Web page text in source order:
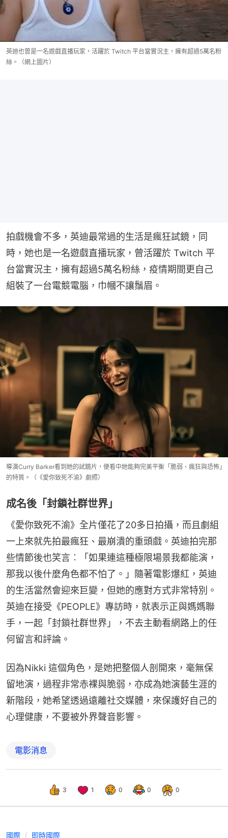
英迪也曾是一名遊戲直播玩家，活躍於 Twitch 平台當實況主，擁有超過5萬名粉
絲。（網上圖片）
拍戲機會不多，英迪最常過的生活是瘋狂試鏡，同
時，她也是一名遊戲直播玩家，曾活躍於 Twitch 平
台當實況主，擁有超過5萬名粉絲，疫情期間更自己
組裝了一台電競電腦，巾幗不讓鬚眉。
導演Curry Barker看到她的試鏡片，便看中她能夠完美平衡「脆弱、瘋狂與恐怖」
的特質。（《愛你致死不渝》劇照）
成名後「封鎖社群世界」
《愛你致死不渝》全片僅花了20多日拍攝，而且劇組
一上來就先拍最瘋狂、最崩潰的重頭戲。英迪拍完那
些情節後也笑言︰「如果連這種極限場景我都能演，
那我以後什麼角色都不怕了。」隨著電影爆紅，英迪
的生活當然會迎來巨變，但她的應對方式非常特別。
英迪在接受《PEOPLE》專訪時，就表示正與媽媽聯
手，一起「封鎖社群世界」，不去主動看網路上的任
何留言和評論。
因為Nikki 這個角色，是她把整個人剖開來，毫無保
留地演，過程非常赤裸與脆弱，亦成為她演藝生涯的
新階段，她希望透過遠離社交媒體，來保護好自己的
心理健康，不要被外界聲音影響。
電影消息
3 1 0 0 0
國際 即時國際